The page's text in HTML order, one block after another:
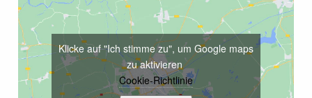
Klicke auf "Ich stimme zu", um Google maps
zu aktivieren
Cookie-Richtlinie